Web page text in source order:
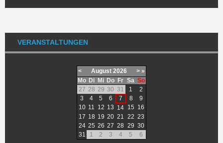
VERANSTALTUNGEN
< August 2026 > »
Mo Di Mi Do Fr Sa So
27 28 29 30 31 1
2
3
4 5 6 7 8
9
10 11 12 13 14 15 16
17 18 19 20 21 22 23
24 25 26 27 28 29 30
31
1 2 3 4 5 6